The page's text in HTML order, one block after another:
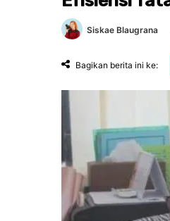
Siskae Blaugrana
Bagikan berita ini ke: